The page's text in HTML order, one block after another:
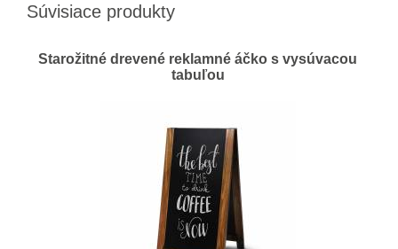
Súvisiace produkty
Starožitné drevené reklamné áčko s vysúvacou
tabuľou